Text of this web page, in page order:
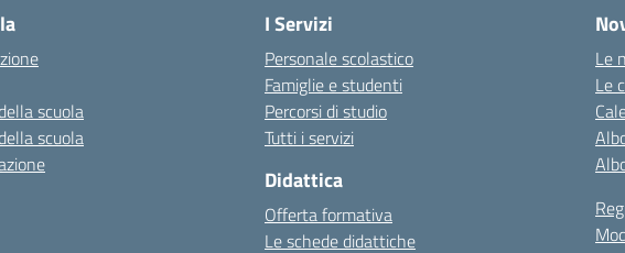
scuola
scuola
I Servizi
Personale scolastico
Famiglie e studenti
Percorsi di studio
Tutti i servizi
Didattica
Offerta formativa
Le schede didattiche
Le
Le